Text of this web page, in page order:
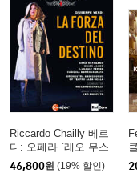
Riccardo Chailly 베르
디: 오페라 `레오 무스
카토` (Verdi: Opera `La
Forza Del Destino`)
46,800원 (19% 할인)